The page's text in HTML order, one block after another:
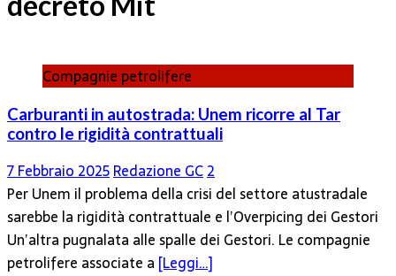
Compagnie petrolifere
Carburanti in autostrada: Unem ricorre al Tar
contro le rigidità contrattuali
7 Febbraio 2025Redazione GC2
Per Unem il problema della crisi del settore atustradale
sarebbe la rigidità contrattuale e l’Overpicing dei Gestori
Un’altra pugnalata alle spalle dei Gestori. Le compagnie
petrolifere associate a [Leggi…]